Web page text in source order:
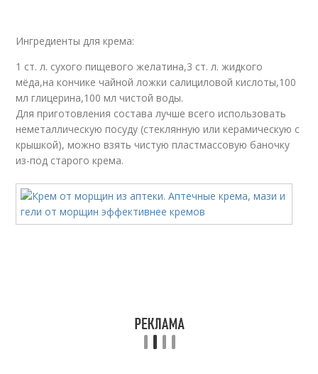
Ингредиенты для крема:
1 ст. л. сухого пищевого желатина,3 ст. л. жидкого
мёда,на кончике чайной ложки салициловой кислоты,100
мл глицерина,100 мл чистой воды.
Для приготовления состава лучше всего использовать
неметаллическую посуду (стеклянную или керамическую с
крышкой), можно взять чистую пластмассовую баночку
из-под старого крема.